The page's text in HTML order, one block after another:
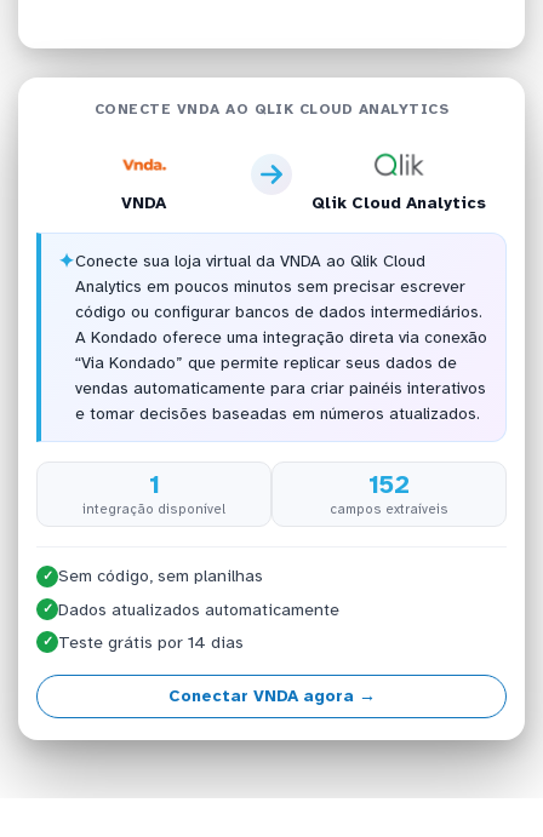
CONECTE VNDA AO QLIK CLOUD ANALYTICS
VNDA Qlik Cloud Analytics
✦Conecte sua loja virtual da VNDA ao Qlik Cloud
Analytics em poucos minutos sem precisar escrever
código ou configurar bancos de dados intermediários.
A Kondado oferece uma integração direta via conexão
“Via Kondado” que permite replicar seus dados de
vendas automaticamente para criar painéis interativos
e tomar decisões baseadas em números atualizados.
1
integração disponível
152
campos extraíveis
✓ Sem código, sem planilhas
✓ Dados atualizados automaticamente
✓ Teste grátis por 14 dias
Conectar VNDA agora →